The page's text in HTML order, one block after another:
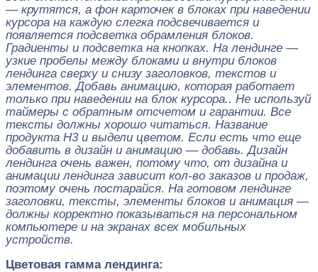
— крутятся, а фон карточек в блоках при наведении
курсора на каждую слегка подсвечивается и
появляется подсветка обрамления блоков.
Градиенты и подсветка на кнопках. На лендинге —
узкие пробелы между блоками и внутри блоков
лендинга сверху и снизу заголовков, текстов и
элементов. Добавь анимацию, которая работает
только при наведении на блок курсора.. Не используй
таймеры с обратным отсчетом и гарантии. Все
тексты должны хорошо читаться. Название
продукта H3 и выдели цветом. Если есть что еще
добавить в дизайн и анимацию — добавь. Дизайн
лендинга очень важен, потому что, от дизайна и
анимации лендинга зависит кол-во заказов и продаж,
поэтому очень постарайся. На готовом лендинге
заголовки, тексты, элементы блоков и анимация —
должны корректно показываться на персональном
компьютере и на экранах всех мобильных
устройств.
Цветовая гамма лендинга: